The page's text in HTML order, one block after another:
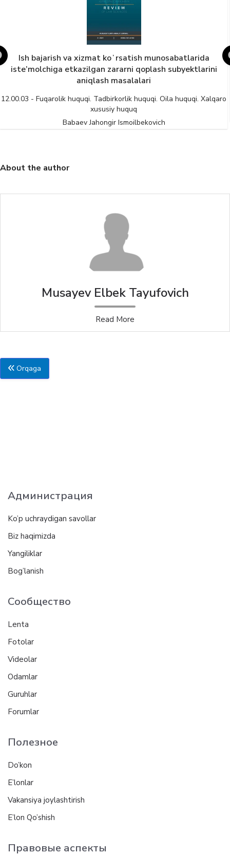
Ish bajarish va xizmat koʻrsatish munosabatlarida
iste’molchiga etkazilgan zararni qoplash subyektlarini
aniqlash masalalari
12.00.03 - Fuqarolik huquqi. Tadbirkorlik huquqi. Oila huquqi. Xalqaro
xususiy huquq
Babaev Jahongir Ismoilbekovich
About the author
Musayev Elbek Tayufovich
Read More
Orqaga
Администрация
Ko’p uchraydigan savollar
Biz haqimizda
Yangiliklar
Bog’lanish
Сообщество
Lenta
Fotolar
Videolar
Odamlar
Guruhlar
Forumlar
Полезное
Do’kon
E’lonlar
Vakansiya joylashtirish
E’lon Qo’shish
Правовые аспекты